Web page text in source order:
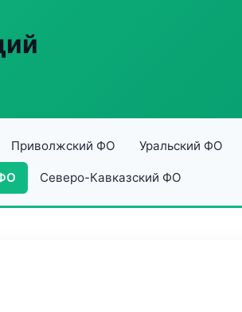
Приволжский ФО Уральский ФО
Северо-Кавказский ФО